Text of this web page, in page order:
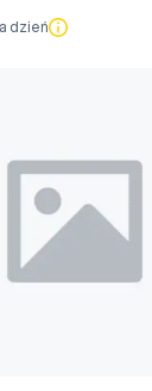
dzień